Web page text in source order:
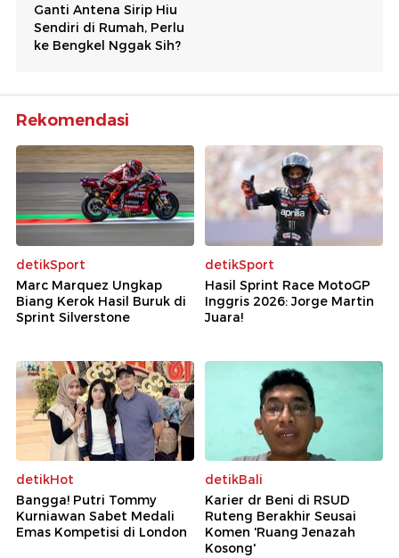
Rekomendasi
detikSport
Marc Marquez Ungkap
Biang Kerok Hasil Buruk di
Sprint Silverstone
detikSport
Hasil Sprint Race MotoGP
Inggris 2026: Jorge Martin
Juara!
detikHot
Bangga! Putri Tommy
Kurniawan Sabet Medali
Emas Kompetisi di London
detikBali
Karier dr Beni di RSUD
Ruteng Berakhir Seusai
Komen 'Ruang Jenazah
Kosong'